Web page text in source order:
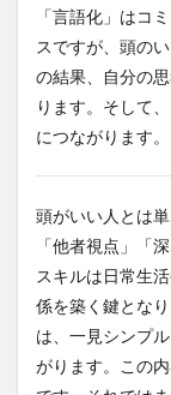
「言語化」はコ
スですが、頭の
の結果、自分の
ります。そして
につながります。
頭がいい人とは
「他者視点」「
スキルは日常生
係を築く鍵とな
は、一見シンプ
がります。この